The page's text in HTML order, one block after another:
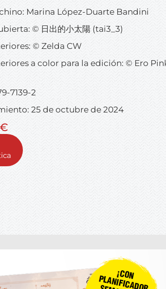
Marina López-Duarte Bandini
© 日出的小太陽 (tai3_3)
© Zelda CW
a color para la edición: © Ero
7139-2
25 de octubre de 2024